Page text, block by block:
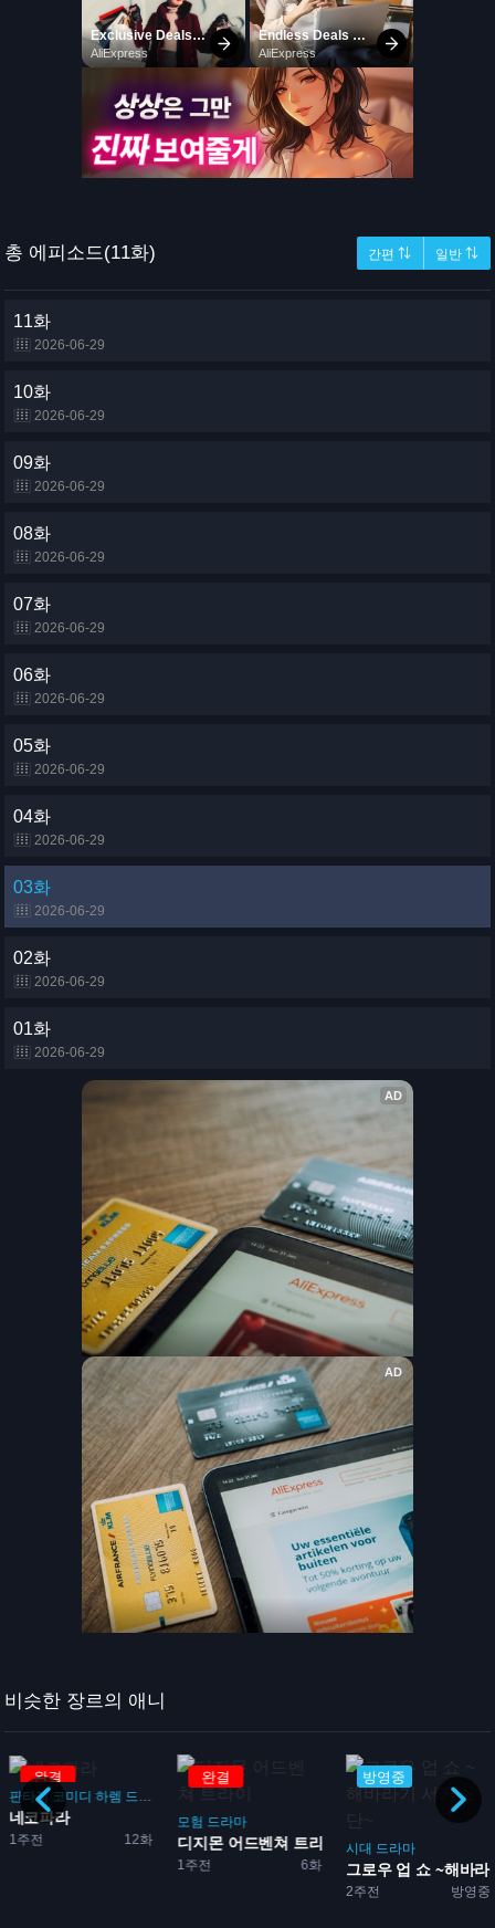
총 에피소드(11화) 간편 ⇅ 일반 ⇅
11화
2026-06-29
10화
2026-06-29
09화
2026-06-29
08화
2026-06-29
07화
2026-06-29
06화
2026-06-29
05화
2026-06-29
04화
2026-06-29
03화
2026-06-29
02화
2026-06-29
01화
2026-06-29
비슷한 장르의 애니
완결
판타지 코미디 하렘 드라마 로맨스
1주전 12화
네코파라
완결
모험 드라마
1주전 6화
디지몬 어드벤쳐 트라이
방영중
시대 드라마
2주전 방영중
그로우 업 쇼 ~해바라